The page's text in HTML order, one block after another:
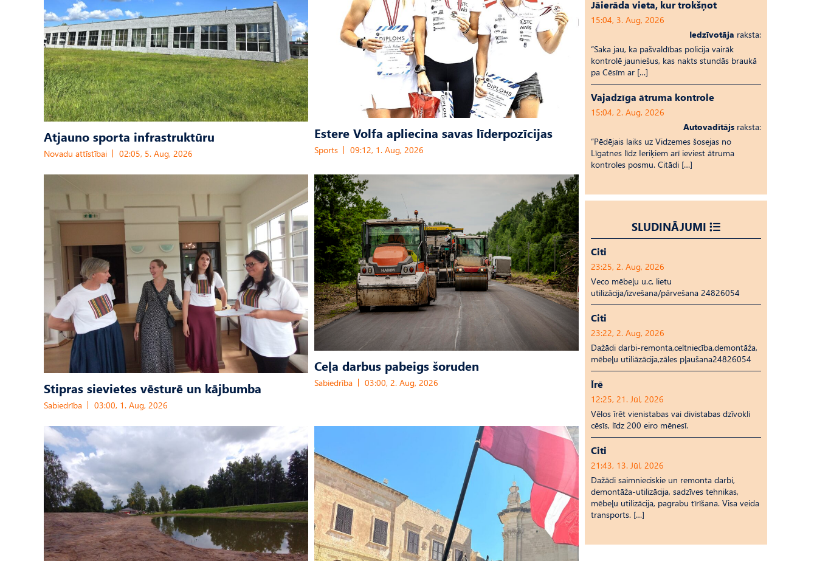
Atjauno sporta infrastruktūru
Novadu attīstībai 02:05, 5. Aug, 2026
Estere Volfa apliecina savas līderpozīcijas
Sports 09:12, 1. Aug, 2026
Stipras sievietes vēsturē un kājbumba
Sabiedrība 03:00, 1. Aug, 2026
Ceļa darbus pabeigs šoruden
Sabiedrība 03:00, 2. Aug, 2026
Jāierāda vieta, kur trokšņot
15:04, 3. Aug, 2026
Iedzīvotāja raksta:
“Saka jau, ka pašvaldības policija vairāk
kontrolē jauniešus, kas nakts stundās braukā
pa Cēsīm ar […]
Vajadzīga ātruma kontrole
15:04, 2. Aug, 2026
Autovadītājs raksta:
“Pēdējais laiks uz Vid­ze­mes šosejas no
Līgatnes līdz Ieriķiem arī ieviest ātruma
kontroles posmu. Citādi […]
SLUDINĀJUMI
Citi
23:25, 2. Aug, 2026
Veco mēbeļu u.c. lietu
utilizācija/izvešana/pārvešana 24826054
Citi
23:22, 2. Aug, 2026
Dažādi darbi-remonta,celtniecība,demontāža,
mēbeļu utiliāzācija,zāles pļaušana24826054
Īrē
12:25, 21. Jūl, 2026
Vēlos īrēt vienistabas vai divistabas dzīvokli
cēsīs, līdz 200 eiro mēnesī.
Citi
21:43, 13. Jūl, 2026
Dažādi saimnieciskie un remonta darbi,
demontāža-utilizācija, sadzīves tehnikas,
mēbeļu utilizācija, pagrabu tīrīšana. Visa veida
transports. […]